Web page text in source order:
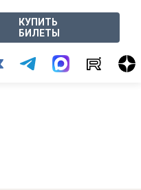
КУПИТЬ
БИЛЕТЫ